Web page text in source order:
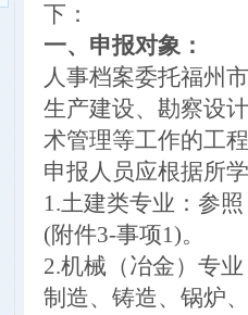
下：
一、申报对象：
人事档案委托福州
生产建设、勘察设
术管理等工作的工
申报人员应根据所
1.土建类专业：参
(附件3-事项1)。
2.机械（冶金）专
制造、铸造、锅炉